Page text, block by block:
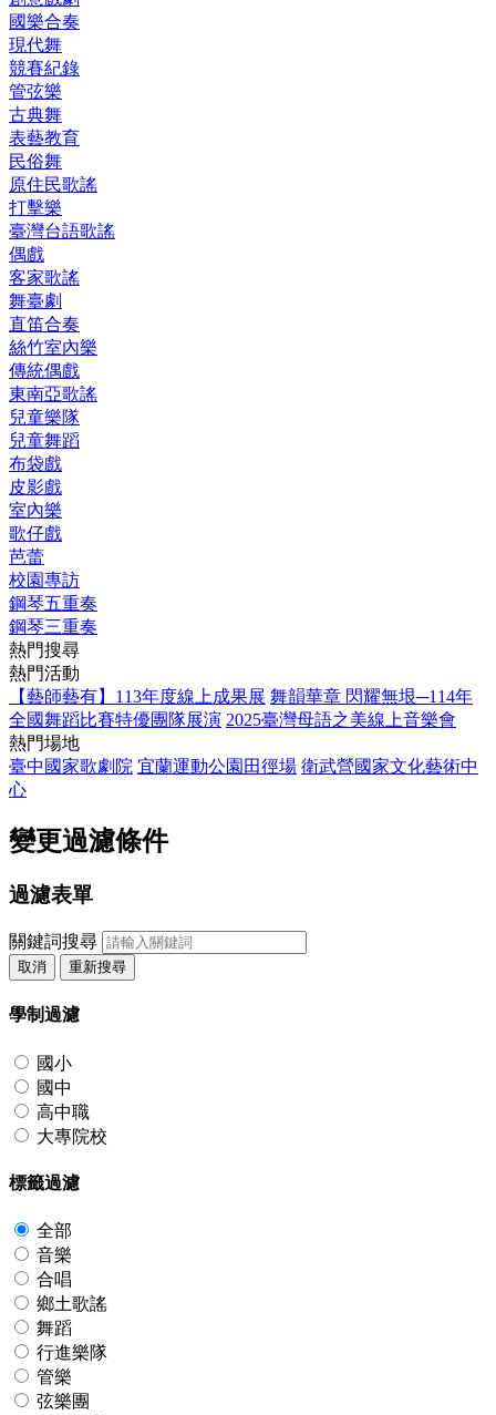
國樂合奏
現代舞
競賽紀錄
管弦樂
古典舞
表藝教育
民俗舞
原住民歌謠
打擊樂
臺灣台語歌謠
偶戲
客家歌謠
舞臺劇
直笛合奏
絲竹室內樂
傳統偶戲
東南亞歌謠
兒童樂隊
兒童舞蹈
布袋戲
皮影戲
室內樂
歌仔戲
芭蕾
校園專訪
鋼琴五重奏
鋼琴三重奏
熱門搜尋
熱門活動
【藝師藝有】113年度線上成果展 舞韻華章 閃耀無垠─114年
全國舞蹈比賽特優團隊展演 2025臺灣母語之美線上音樂會
熱門場地
臺中國家歌劇院 宜蘭運動公園田徑場 衛武營國家文化藝術中
心
變更過濾條件
過濾表單
關鍵詞搜尋
取消 重新搜尋
學制過濾
國小
國中
高中職
大專院校
標籤過濾
全部
音樂
合唱
鄉土歌謠
舞蹈
行進樂隊
管樂
弦樂團